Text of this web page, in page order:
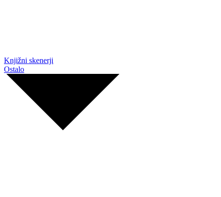
Knjižni skenerji
Ostalo